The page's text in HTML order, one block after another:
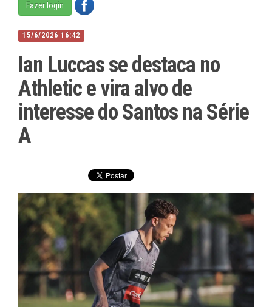
Fazer login
15/6/2026 16:42
Ian Luccas se destaca no
Athletic e vira alvo de
interesse do Santos na Série
A